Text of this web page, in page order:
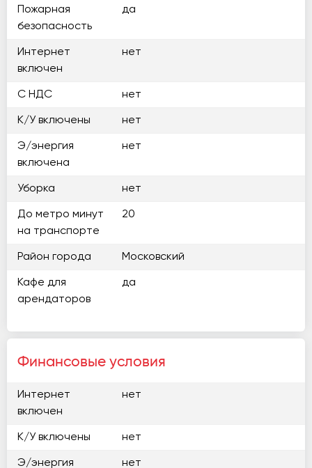
Пожарная
безопасность
да
Интернет
включен
нет
С НДС нет
К/У включены нет
Э/энергия
включена
нет
Уборка нет
До метро минут
на транспорте
20
Район города Московский
Кафе для
арендаторов
да
Финансовые условия
Интернет
включен
нет
К/У включены нет
Э/энергия нет